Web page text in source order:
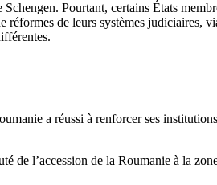
Pourtant, certains États
de leurs systèmes judiciaires,
a réussi à renforcer ses
l’accession de la Roumanie à la